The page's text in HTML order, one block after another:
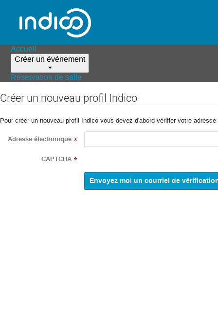
Accueil
Créer un événement
Réservation de salle
Créer un nouveau profil Indico
Pour créer un nouveau profil Indico vous devez d'abord vérifier votre
Adresse électronique *
CAPTCHA *